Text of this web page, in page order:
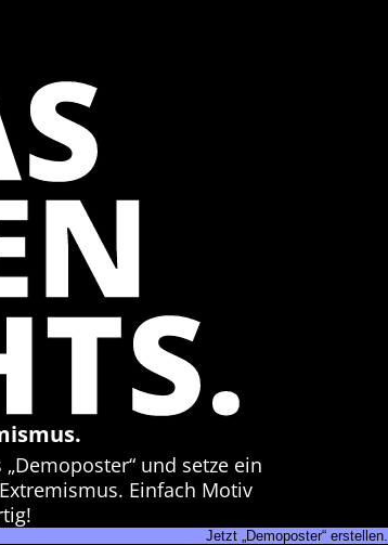
und setze ein
Einfach Motiv
Jetzt „Demoposter“ erstellen.